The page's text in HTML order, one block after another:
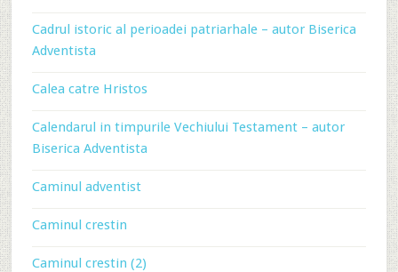
Cadrul istoric al perioadei patriarhale – autor Biserica
Adventista
Calea catre Hristos
Calendarul in timpurile Vechiului Testament – autor
Biserica Adventista
Caminul adventist
Caminul crestin
Caminul crestin (2)